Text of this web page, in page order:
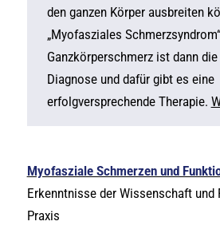
den ganzen Körper ausbreiten
„Myofasziales
Ganzkörperschmerz ist dann
Diagnose und dafür gibt es eine
erfolgversprechende Therapie.
Myofasziale Schmerzen und
Erkenntnisse der Wissenschaft und
Praxis